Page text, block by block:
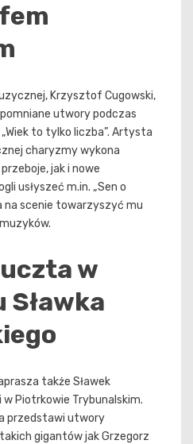
Krzysztof Cugowski,
utwory podczas
to tylko liczba”. Artysta
charyzmy wykona
jak i nowe
usłyszeć m.in. „Sen o
na scenie towarzyszyć mu
w
także Sławek
Piotrkowie Trybunalskim.
przedstawi utwory
gigantów jak Grzegorz